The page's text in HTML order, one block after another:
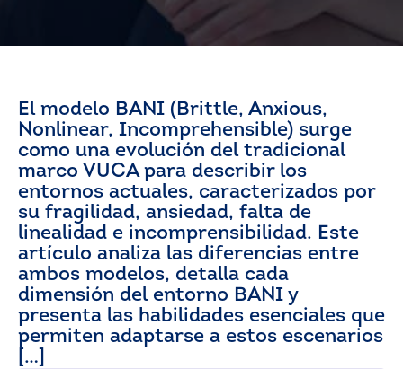
El modelo BANI (Brittle, Anxious,
Nonlinear, Incomprehensible) surge
como una evolución del tradicional
marco VUCA para describir los
entornos actuales, caracterizados por
su fragilidad, ansiedad, falta de
linealidad e incomprensibilidad. Este
artículo analiza las diferencias entre
ambos modelos, detalla cada
dimensión del entorno BANI y
presenta las habilidades esenciales que
permiten adaptarse a estos escenarios
[…]